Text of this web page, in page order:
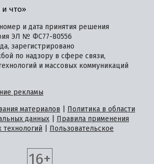
и что»
и дата принятия решения
ЭЛ № ФС77-80556
зарегистрировано
по надзору в сфере связи,
и массовых коммуникаций
рекламы
материалов
Политика в области
данных
Правила применения
Пользовательское
16+